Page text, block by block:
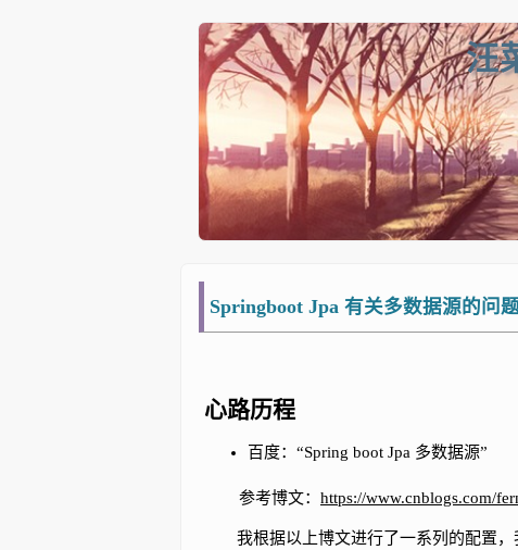
汪
Springboot Jpa 有关多数据源的问
心路历程
百度：“Spring boot Jpa 多数据源”
参考博文： https://www.cnblogs.com/
我根据以上博文进行了一系列的配置，